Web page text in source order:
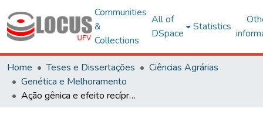
Communities
&
Collections
All of
DSpace
Statistics
Home Teses e Dissertações
Ciências Agrárias
Genética e Melhoramento
Ação gênica e efeito recíproco para caracteres de raiz em milho tropical em condições contrastantes de nitrogênio